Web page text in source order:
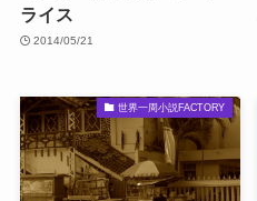
ライス
2014/05/21
世界一周小説FACTORY